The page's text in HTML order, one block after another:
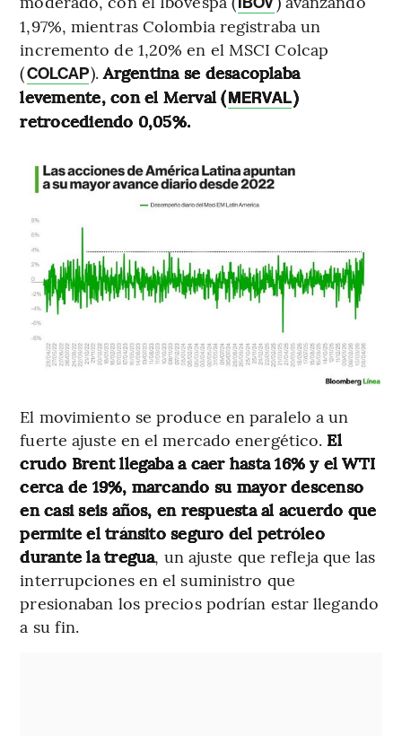
1,97%, mientras Colombia registraba un
incremento de 1,20% en el MSCI Colcap
(COLCAP).Argentina se desacoplaba
levemente, con el Merval (MERVAL)
retrocediendo 0,05%.
El movimiento se produce en paralelo a un
fuerte ajuste en el mercado energético. El
crudo Brent llegaba a caer hasta 16% y el WTI
cerca de 19%, marcando su mayor descenso
en casi seis años, en respuesta al acuerdo que
permite el tránsito seguro del petróleo
durante la tregua, un ajuste que refleja que las
interrupciones en el suministro que
presionaban los precios podrían estar llegando
a su fin.